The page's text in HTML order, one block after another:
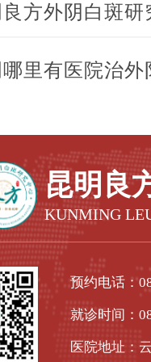
方外阴白斑研
里有医院治外
昆明良
KUNMING
预约电话：
就诊时间：
医院地址：